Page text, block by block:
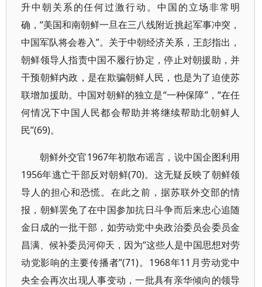
升中朝关系的任何过激行动。中国的立场非常明
确，“美国和南朝鲜一旦在三八线附近挑起军事冲突，
中国军队将会卷入”。关于中朝经济关系，王彭指出，
朝鲜领导人指责中国不履行协定，停止对朝援助，并
干预朝鲜内政，是在欺骗朝鲜人民，也是为了迫使苏
联增加援助。中国对朝鲜的独立是“一种保障”，“在任
何情况下中国人民都会帮助并将继续帮助北朝鲜人
民”(69)。
朝鲜外交官1967年初散布谣言，说中国企图利用
1956年逃亡干部反对朝鲜(70)。这无疑反映了朝鲜领
导人的担心和恐慌。在此之前，据苏联外交部的情
报，朝鲜罢免了在中国参加抗日斗争而后来忠心追随
金日成的一批干部，如劳动党中央政治委员会委员金
昌满、候补委员河仰天，因为“这些人是中国思想对劳
动党影响的主要传播者”(71)。1968年11月劳动党中
央全会再次出现人事变动，一批具有亲华倾向的领导